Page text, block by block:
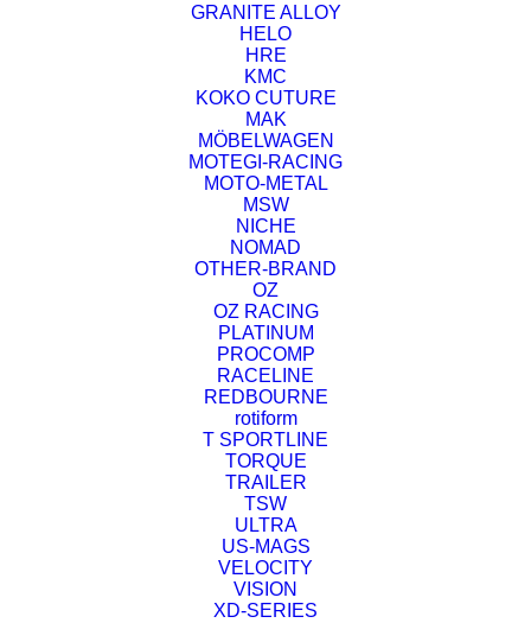
GRANITE ALLOY
HELO
HRE
KMC
KOKO CUTURE
MAK
MÖBELWAGEN
MOTEGI-RACING
MOTO-METAL
MSW
NICHE
NOMAD
OTHER-BRAND
OZ
OZ RACING
PLATINUM
PROCOMP
RACELINE
REDBOURNE
rotiform
T SPORTLINE
TORQUE
TRAILER
TSW
ULTRA
US-MAGS
VELOCITY
VISION
XD-SERIES